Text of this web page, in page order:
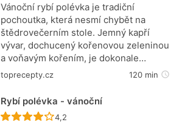
Vánoční rybí polévka je tradiční
pochoutka, která nesmí chybět na
štědrovečerním stole. Jemný kapří
vývar, dochucený kořenovou zeleninou
a voňavým kořením, je dokonale…
toprecepty.cz 120 min
Rybí polévka - vánoční
Recept ještě nebyl hodnocen
4,2